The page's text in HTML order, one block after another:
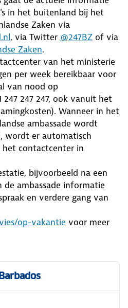
in het buitenland bij het
Zaken via
, via Twitter @247BZ of via
Zaken.
van het ministerie
per week bereikbaar voor
van nood op
247 247, ook vanuit het
Wanneer in het
ambassade wordt
wordt er automatisch
contactcenter in
bijvoorbeeld na een
de ambassade informatie
en verdere gang van
op-vakantie voor meer